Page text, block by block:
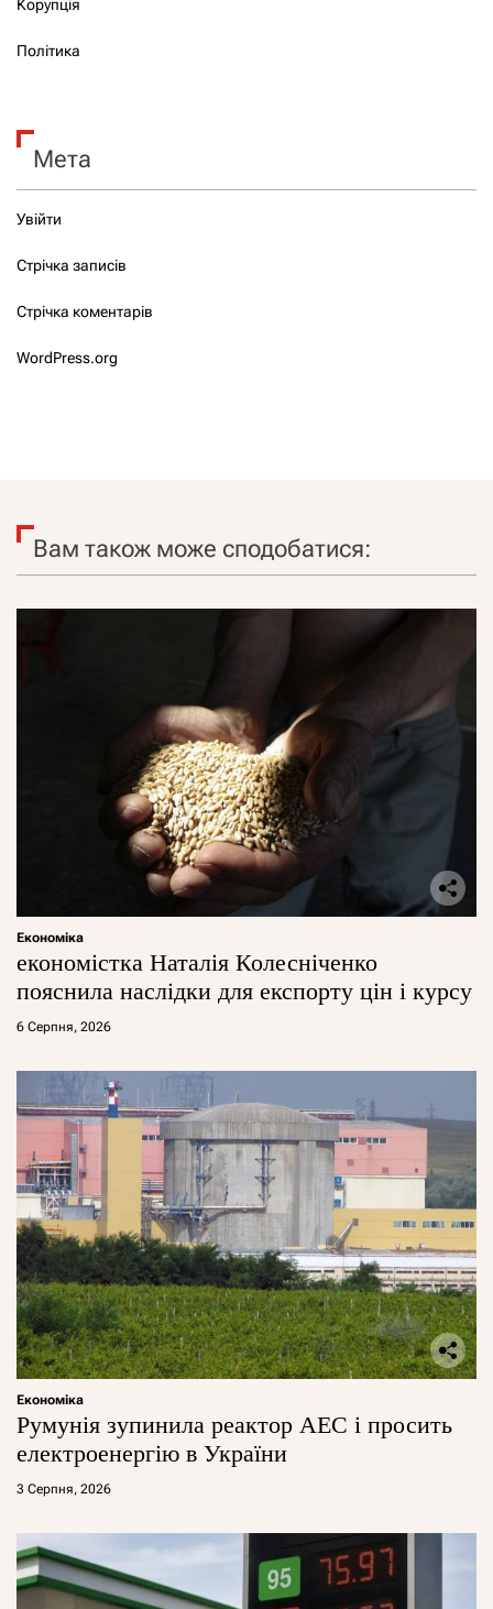
Корупція
Політика
Мета
Увійти
Стрічка записів
Стрічка коментарів
WordPress.org
Вам також може сподобатися:
Економіка
економістка Наталія Колесніченко
пояснила наслідки для експорту цін і курсу
6 Серпня, 2026
Економіка
Румунія зупинила реактор АЕС і просить
електроенергію в України
3 Серпня, 2026